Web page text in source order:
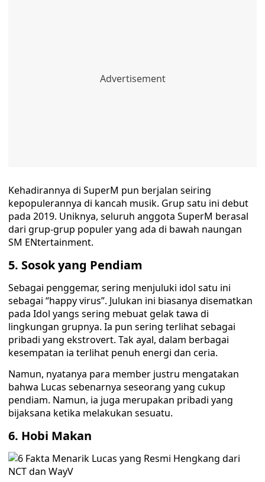
Kehadirannya di SuperM pun berjalan seiring
kepopulerannya di kancah musik. Grup satu ini debut
pada 2019. Uniknya, seluruh anggota SuperM berasal
dari grup-grup populer yang ada di bawah naungan
SM ENtertainment.
5. Sosok yang Pendiam
Sebagai penggemar, sering menjuluki idol satu ini
sebagai “happy virus”. Julukan ini biasanya disematkan
pada Idol yangs sering mebuat gelak tawa di
lingkungan grupnya. Ia pun sering terlihat sebagai
pribadi yang ekstrovert. Tak ayal, dalam berbagai
kesempatan ia terlihat penuh energi dan ceria.
Namun, nyatanya para member justru mengatakan
bahwa Lucas sebenarnya seseorang yang cukup
pendiam. Namun, ia juga merupakan pribadi yang
bijaksana ketika melakukan sesuatu.
6. Hobi Makan